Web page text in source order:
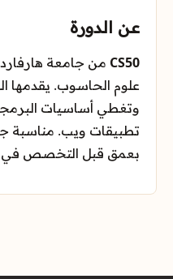
عن الدورة
CS50 من جامعة
وتغطي أساسيات
تطبيقات ويب. مناسبة
بعمق قبل التخصص في